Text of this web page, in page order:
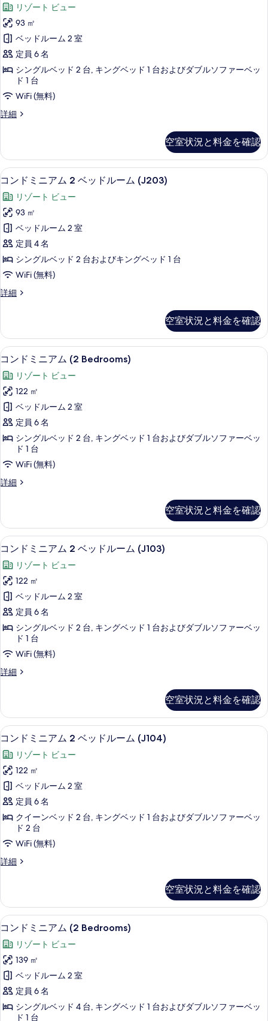
客
室
の
絞
り
込
条
件
ド
ミ
ニ
ア
2
ベ
ル
ー
ム
(H206)
の
す
べ
て
の
写
表
示
す
る
リゾート ビュー
93 ㎡
ベッドルーム 2 室
定員 6 名
シングルベッド 2 台, キングベッド 1 台およびダブルソファーベッ
ド 1 台
WiFi (無料)
詳細
コ
ニ
ア
ム
ベ
ッ
ド
ル
ー
ム
(H206)
の
詳
細
空室状況と料金を確認
コ
ン
ド
ミ
ニ
ア
ム
ベ
ド
ル
ー
ム
(J203)
の
す
べ
の
写
表
示
す
る
コンドミニアム 2 ベッドルーム
18
コンドミニアム 2 ベッドルーム (J203)
リゾート ビュー
93 ㎡
ベッドルーム 2 室
定員 4 名
シングルベッド 2 台およびキングベッド 1 台
WiFi (無料)
詳細
コ
ニ
ア
ム
ベ
ッ
ド
ル
ー
ム
(J203)
詳
細
空室状況と料金を確認
コ
ン
ド
ミ
ニ
ア
(2
Bedrooms)
の
べ
て
の
写
真
を
表
示
る
コンドミニアム (2 Bedrooms) | リビ
22
コンドミニアム (2 Bedrooms)
リゾート ビュー
122 ㎡
ベッドルーム 2 室
定員 6 名
シングルベッド 2 台, キングベッド 1 台およびダブルソファーベッ
ド 1 台
WiFi (無料)
詳細
コ
ニ
ア
ム
Bedrooms)
の
詳
細
空室状況と料金を確認
コ
ン
ド
ミ
ニ
ア
2
ベ
ル
ー
ム
(J103)
の
す
べ
て
写
真
表
示
す
る
コンドミニアム 2 ベッドルーム
15
コンドミニアム 2 ベッドルーム (J103)
リゾート ビュー
122 ㎡
ベッドルーム 2 室
定員 6 名
シングルベッド 2 台, キングベッド 1 台およびダブルソファーベッ
ド 1 台
WiFi (無料)
詳細
コ
ニ
ア
ム
ベ
ッ
ド
ル
ー
ム
(J103)
詳
細
空室状況と料金を確認
コ
ン
ド
ミ
ニ
ア
2
ベ
ル
ー
ム
(J104)
の
す
べ
て
コンドミニアム 2 ベッドルーム
19
コンドミニアム 2 ベッドルーム (J104)
リゾート ビュー
122 ㎡
ベッドルーム 2 室
定員 6 名
クイーンベッド 2 台, キングベッド 1 台およびダブルソファーベッ
ド 2 台
WiFi (無料)
詳細
コ
ニ
ア
ム
ベ
ッ
ド
ル
ー
ム
(J104)
空室状況と料金を確認
コ
ン
ド
ミ
ニ
ア
コンドミニアム (2 Bedrooms) | テラ
25
コンドミニアム (2 Bedrooms)
リゾート ビュー
139 ㎡
ベッドルーム 2 室
定員 6 名
シングルベッド 4 台, キングベッド 1 台およびダブルソファーベッ
ド 1 台